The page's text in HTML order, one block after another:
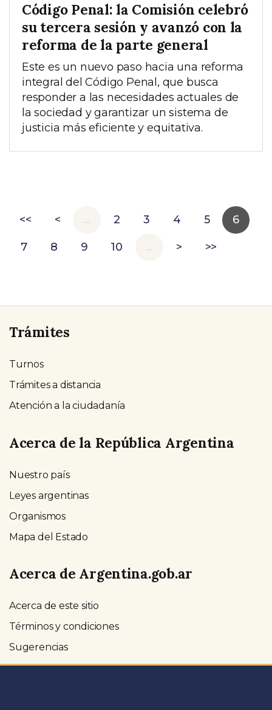
Código Penal: la Comisión celebró
su tercera sesión y avanzó con la
reforma de la parte general
Este es un nuevo paso hacia una reforma
integral del Código Penal, que busca
responder a las necesidades actuales de
la sociedad y garantizar un sistema de
justicia más eficiente y equitativa.
<< < … 2 3 4 5 6
7 8 9 10 … > >>
Trámites
Turnos
Trámites a distancia
Atención a la ciudadanía
Acerca de la República Argentina
Nuestro país
Leyes argentinas
Organismos
Mapa del Estado
Acerca de Argentina.gob.ar
Acerca de este sitio
Términos y condiciones
Sugerencias